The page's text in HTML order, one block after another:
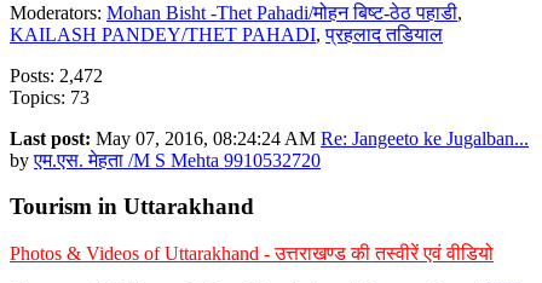
Moderators: Mohan Bisht -Thet Pahadi/मोहन बिष्ट-ठेठ पहाडी,
KAILASH PANDEY/THET PAHADI,प्रहलाद तडियाल
Posts: 2,472
Topics: 73
Last post: May 07, 2016, 08:24:24 AM Re: Jangeeto ke Jugalban...
byएम.एस. मेहता /M S Mehta 9910532720
Tourism in Uttarakhand
Photos & Videos of Uttarakhand - उत्तराखण्ड की तस्वीरें एवं वीडियो